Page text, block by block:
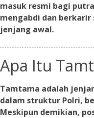
masuk resmi bagi
mengabdi dan
jenjang awal.
Apa Itu
Tamtama adalah
dalam struktur Polri,
Meskipun demikian,